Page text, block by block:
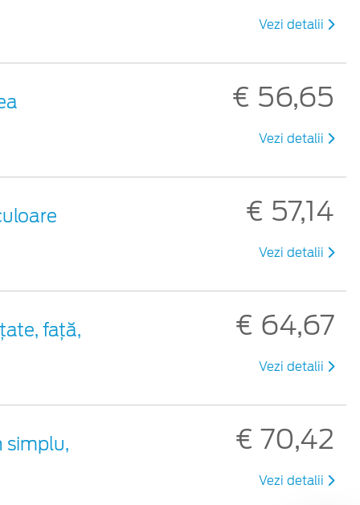
Vezi detalii
€ 56,65
Vezi detalii
€ 57,14
Vezi detalii
față,
€ 64,67
Vezi detalii
simplu,
€ 70,42
Vezi detalii